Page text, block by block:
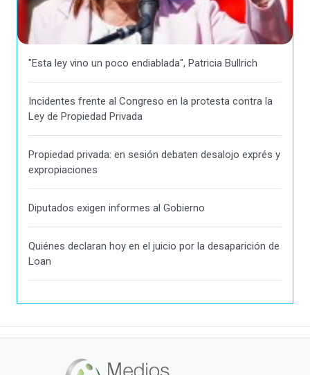
"Esta ley vino un poco endiablada", Patricia Bullrich
Incidentes frente al Congreso en la protesta contra la
Ley de Propiedad Privada
Propiedad privada: en sesión debaten desalojo exprés y
expropiaciones
Diputados exigen informes al Gobierno
Quiénes declaran hoy en el juicio por la desaparición de
Loan